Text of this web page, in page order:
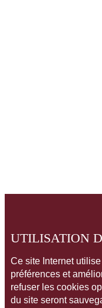
UTILISATION
Ce site Internet
préférences et
refuser les cookies
du site seront